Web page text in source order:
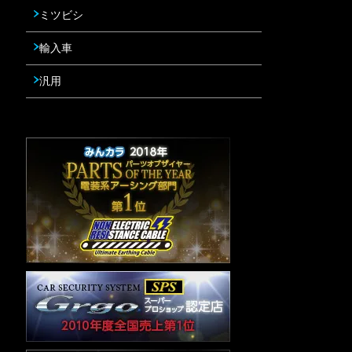
ミツビシ
輸入車
汎用